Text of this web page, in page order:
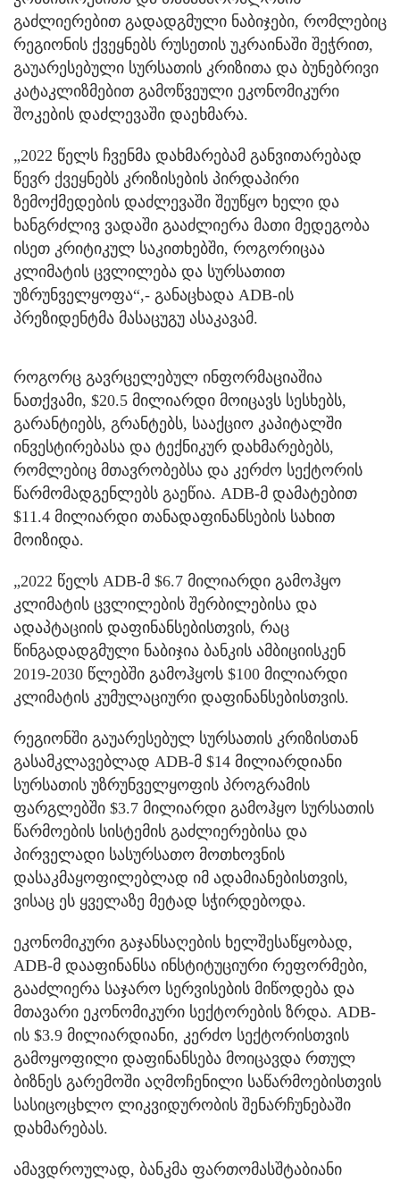
გაძლიერებით გადადგმული ნაბიჯები, რომლებიც
რეგიონის ქვეყნებს რუსეთის უკრაინაში შეჭრით,
გაუარესებული სურსათის კრიზითა და ბუნებრივი
კატაკლიზმებით გამოწვეული ეკონომიკური
შოკების დაძლევაში დაეხმარა.
„2022 წელს ჩვენმა დახმარებამ განვითარებად
წევრ ქვეყნებს კრიზისების პირდაპირი
ზემოქმედების დაძლევაში შეუწყო ხელი და
ხანგრძლივ ვადაში გააძლიერა მათი მედეგობა
ისეთ კრიტიკულ საკითხებში, როგორიცაა
კლიმატის ცვლილება და სურსათით
უზრუნველყოფა“,- განაცხადა ADB-ის
პრეზიდენტმა მასაცუგუ ასაკავამ.
როგორც გავრცელებულ ინფორმაციაშია
ნათქვამი, $20.5 მილიარდი მოიცავს სესხებს,
გარანტიებს, გრანტებს, სააქციო კაპიტალში
ინვესტირებასა და ტექნიკურ დახმარებებს,
რომლებიც მთავრობებსა და კერძო სექტორის
წარმომადგენლებს გაეწია. ADB-მ დამატებით
$11.4 მილიარდი თანადაფინანსების სახით
მოიზიდა.
„2022 წელს ADB-მ $6.7 მილიარდი გამოჰყო
კლიმატის ცვლილების შერბილებისა და
ადაპტაციის დაფინანსებისთვის, რაც
წინგადადგმული ნაბიჯია ბანკის ამბიციისკენ
2019-2030 წლებში გამოჰყოს $100 მილიარდი
კლიმატის კუმულაციური დაფინანსებისთვის.
რეგიონში გაუარესებულ სურსათის კრიზისთან
გასამკლავებლად ADB-მ $14 მილიარდიანი
სურსათის უზრუნველყოფის პროგრამის
ფარგლებში $3.7 მილიარდი გამოჰყო სურსათის
წარმოების სისტემის გაძლიერებისა და
პირველადი სასურსათო მოთხოვნის
დასაკმაყოფილებლად იმ ადამიანებისთვის,
ვისაც ეს ყველაზე მეტად სჭირდებოდა.
ეკონომიკური გაჯანსაღების ხელშესაწყობად,
ADB-მ დააფინანსა ინსტიტუციური რეფორმები,
გააძლიერა საჯარო სერვისების მიწოდება და
მთავარი ეკონომიკური სექტორების ზრდა. ADB-
ის $3.9 მილიარდიანი, კერძო სექტორისთვის
გამოყოფილი დაფინანსება მოიცავდა რთულ
ბიზნეს გარემოში აღმოჩენილი საწარმოებისთვის
სასიცოცხლო ლიკვიდურობის შენარჩუნებაში
დახმარებას.
ამავდროულად, ბანკმა ფართომასშტაბიანი